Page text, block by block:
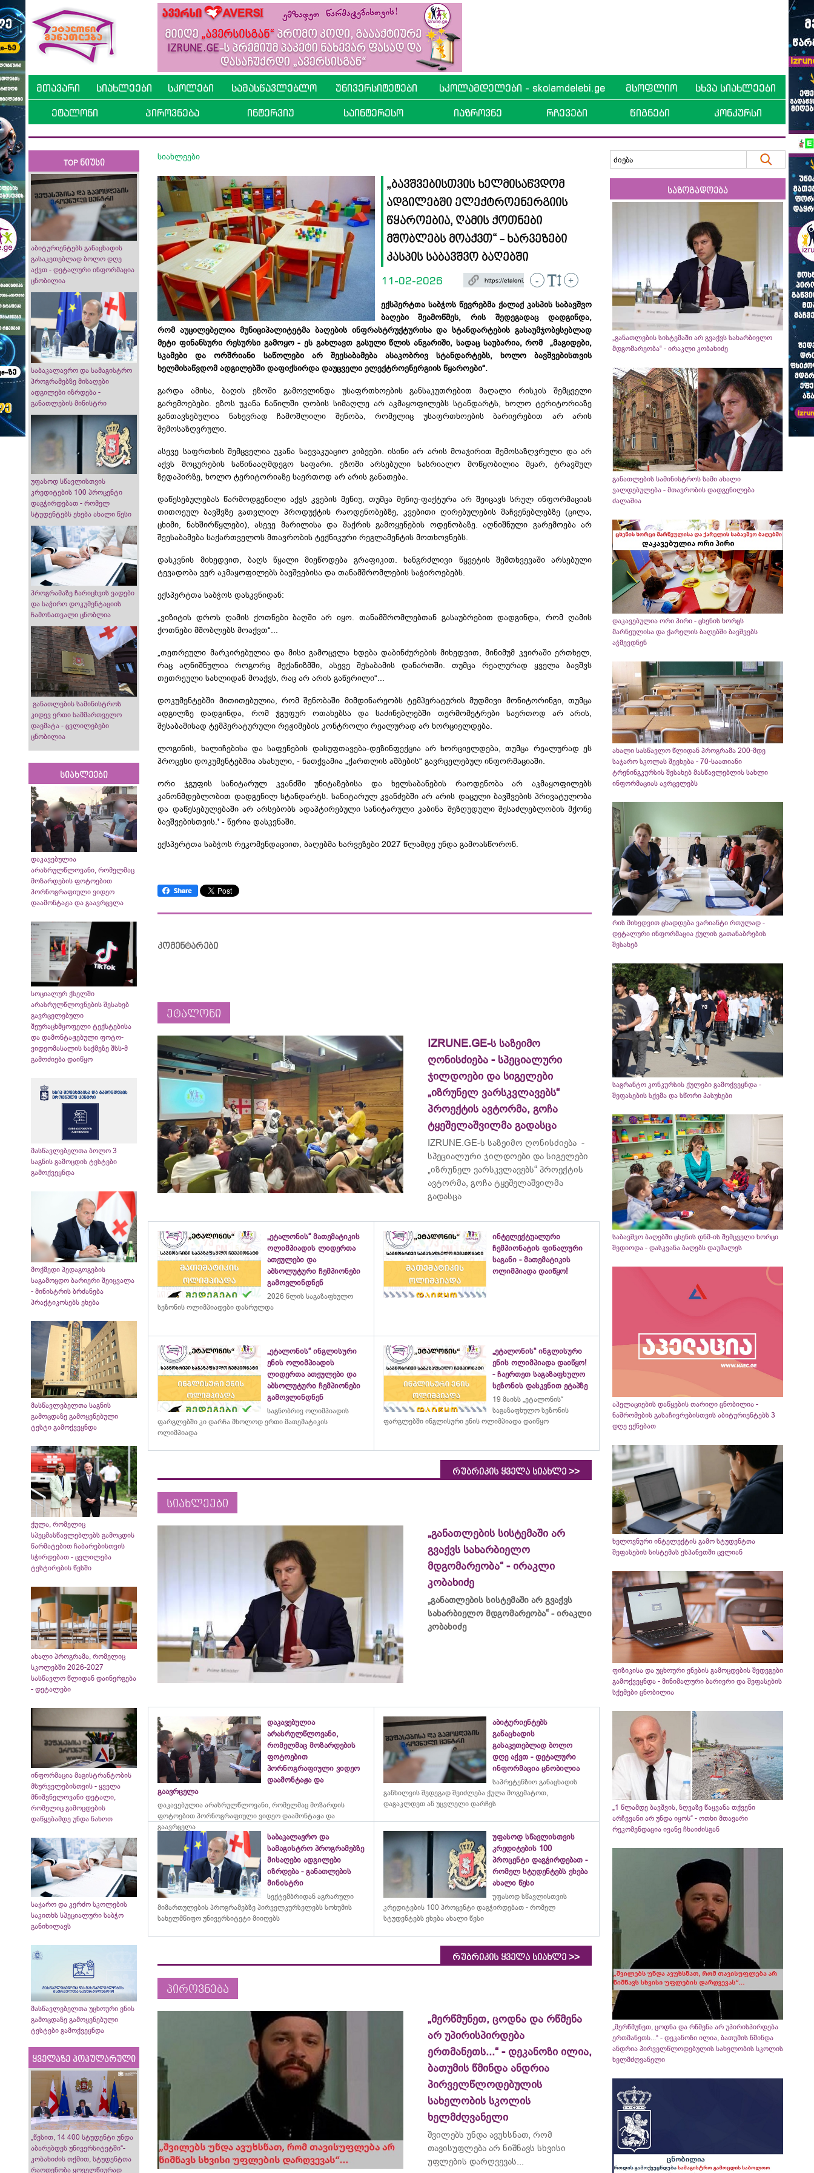
მთავარი სიახლეები სკოლები სამასწავლებლო უნივერსიტეტები სკოლამდელები - skolamdelebi.ge მსოფლიო სხვა სიახლეები
ეტალონი პიროვნება ინტერვიუ საინტერესო იაზროვნე რჩევები წიგნები კონკურსი
TOP ნიუსი
აბიტურიენტებს განაცხადის
გასაკეთებლად ბოლო დღე
აქვთ - დეტალური ინფორმაცია
ცნობილია
საბაკალავრო და სამაგისტრო
პროგრამებზე მისაღები
ადგილები იზრდება -
განათლების მინისტრი
უფასოდ სწავლისთვის
კრედიტების 100 პროცენტი
დაგჭირდებათ - რომელ
სტუდენტებს ეხება ახალი წესი
პროგრამაზე ჩარიცხვის ვადები
და საჭირო დოკუმენტაციის
ჩამონათვალი ცნობლია
განათლების სამინისტროს
კიდევ ერთი სამმართველო
დაემატა - ცვლილებები
ცნობილია
სიახლეები
დაკავებულია
არასრულწლოვანი, რომელმაც
მოზარდების ფოტოებით
პორნოგრაფიული ვიდეო
დაამონტაჟა და გაავრცელა
სოციალურ ქსელში
არასრულწლოვნების შესახებ
გავრცელებული
შეურაცხმყოფელი ტექსტებისა
და დამონტაჟებული ფოტო-
ვიდეომასალის საქმეზე შსს-მ
გამოძიება დაიწყო
მასწავლებელთა ბოლო 3
საგნის გამოცდის ტესტები
გამოქვეყნდა
მოქმედი პედაგოგების
საგამოცდო ბარიერი შეიცვალა
- მინისტრის ბრძანება
პრაქტიკოსებს ეხება
მასწავლებელთა საგნის
გამოცდაზე გამოყენებული
ტესტი გამოქვეყნდა
ქულა, რომელიც
სპეცმასწავლებლებს გამოცდის
წარმატებით ჩაბარებისთვის
სჭირდებათ - ცვლილება
ტესტირების წესში
ახალი პროგრამა, რომელიც
სკოლებში 2026-2027
სასწავლო წლიდან დაინერგება
- დეტალები
ინფორმაცია მაგისტრანტობის
მსურველებისთვის - ყველა
მნიშვნელოვანი დეტალი,
რომელიც გამოცდების
დაწყებამდე უნდა ნახოთ
საჯარო და კერძო სკოლების
საკითხს სპეციალური საბჭო
განიხილავს
მასწავლებელთა უცხოური ენის
გამოცდაზე გამოყენებული
ტესტები გამოქვეყნდა
ყველაზე პოპულარული
„წესით, 14 400 სტუდენტი უნდა
აბარებდეს უნივერსიტეტში“-
კობახიძის თქმით, სტუდენტთა
რაოდენობა ყოველწიურად
სიახლეები
„ბავშვებისთვის ხელმისაწვდომ
ადგილებში ელექტროენერგიის
წყაროებია, ღამის ქოთნები
მშობლებს მოაქვთ“ - ხარვეზები
კასპის საბავშვო ბაღებში
11-02-2026 - +
ექსპერტთა საბჭოს წევრებმა ქალაქ კასპის საბავშვო
ბაღები შეამოწმეს, რის შედეგადაც დადგინდა,
რომ აუცილებელია მუნიციპალიტეტმა ბაღების ინფრასტრუქტურისა და სტანდარტების გასაუმჯობესებლად
მეტი ფინანსური რესურსი გამოყო - ეს გახლავთ გასული წლის ანგარიში, სადაც საუბარია, რომ „მაგიდები,
სკამები დაორშრიანი საწოლები არ შეესაბამება ასაკობრივ სტანდარტებს, ხოლო ბავშვებისთვის
ხელმისაწვდომ ადგილებში დაფიქსირდა დაუცველი ელექტროენერგიის წყაროები“.
გარდა ამისა, ბაღის ეზოში გამოვლინდა უსაფრთხოების განსაკუთრებით მაღალი რისკის შემცველი
გარემოებები. ეზოს უკანა ნაწილში ღობის სიმაღლე არ აკმაყოფილებს სტანდარტს, ხოლო ტერიტორიაზე
განთავსებულია ნახევრად ჩამოშლილი შენობა, რომელიც უსაფრთხოებისბარიერებით არ არის
შემოსაზღვრული.
ასევე საფრთხის შემცველია უკანა საევაკუაციო კიბეები. ისინი არ არისმოაჯირით შემოსაზღვრული და არ
აქვს მოცურებისსაწინააღმდეგო საფარი. ეზოში არსებული სასრიალო მოწყობილია მყარ, ტრავმულ
ზედაპირზე, ხოლო ტერიტორიაზე საერთოდ არ არის განათება.
დაწესებულებას წარმოდგენილი აქვს კვების მენიუ, თუმცამენიუ-ფაქტურა არ შეიცავს სრულ ინფორმაციას
თითოეულ ბავშვზე გათვლილ პროდუქტის რაოდენობებზე, კვებითი ღირებულების მაჩვენებლებზე (ცილა,
ცხიმი, ნახშირწყლები), ასევე მარილისა და შაქრის გამოყენების ოდენობაზე. აღნიშნული გარემოება არ
შეესაბამება საქართველოს მთავრობის ტექნიკური რეგლამენტის მოთხოვნებს.
დასკვნის მიხედვით, ბაღს წყალი მიეწოდება გრაფიკით. ხანგრძლივი წყვეტის შემთხვევაში არსებული
ტევადობა ვერ აკმაყოფილებს ბავშვებისა და თანამშრომლების საჭიროებებს.
ექსპერტთა საბჭოს დასკვნიდან:
„ვიზიტის დროს ღამის ქოთნები ბაღში არ იყო. თანამშრომლებთან გასაუბრებით დადგინდა, რომ ღამის
ქოთნები მშობლებს მოაქვთ“...
„თეთრეული მარკირებულია და მისი გამოცვლა ხდება დაბინძურების მიხედვით, მინიმუმ კვირაში ერთხელ,
რაც აღნიშნულია როგორც მექანიზმში, ასევე შესაბამის დანართში. თუმცა რეალურად ყველა ბავშვს
თეთრეული სახლიდან მოაქვს, რაც არ არის გაწერილი“...
დოკუმენტებში მითითებულია, რომ შენობაში მიმდინარეობს ტემპერატურის მუდმივი მონიტორინგი, თუმცა
ადგილზე დადგინდა, რომ ჯგუფურ ოთახებსა და საძინებლებში თერმომეტრებისაერთოდ არ არის,
შესაბამისად ტემპერატურული რეჟიმების კონტროლი რეალურად არ ხორციელდება.
ლოგინის, ხალიჩებისა და საფენების დასუფთავება-დეზინფექციაარ ხორციელდება, თუმცა რეალურად ეს
პროცესიდოკუმენტებშია ასახული, - ნათქვამია „ქართლის ამბების“ გავრცელებულ ინფორმაციაში.
ორი ჯგუფის სანიტარულ კვანძში უნიტაზებისა და ხელსაბანებისრაოდენობა არ აკმაყოფილებს
კანონმდებლობით დადგენილ სტანდარტს. სანიტარულ კვანძებში არ არის დაცული ბავშვების პრივატულობა
და დაწესებულებაში არ არსებობს ადაპტირებული სანიტარული კაბინა შეზღუდული შესაძლებლობის მქონე
ბავშვებისთვის.' - წერია დასკვნაში.
ექსპერტთა საბჭოს რეკომენდაციით, ბაღებმა ხარვეზები 2027 წლამდე უნდა გამოასწორონ.
კომენტარები
ეტალონი
IZRUNE.GE-ს საზეიმო
ღონისძიება - სპეციალური
ჯილდოები და სიგელები
„იზრუნელ ვარსკვლავებს“
პროექტის ავტორმა, გოჩა
ტყეშელაშვილმა გადასცა
IZRUNE.GE-ს საზეიმო ღონისძიება -
სპეციალური ჯილდოები და სიგელები
„იზრუნელ ვარსკვლავებს“ პროექტის
ავტორმა, გოჩა ტყეშელაშვილმა
გადასცა
„ეტალონის“ მათემატიკის
ოლიმპიადის ლიდერთა
ათეულები და
აბსოლუტური ჩემპიონები
გამოვლინდნენ
2026 წლის საგაზაფხულო
სეზონის ოლიმპიადები დასრულდა
ინტელექტუალური
ჩემპიონატის ფინალური
საგანი - მათემატიკის
ოლიმპიადა დაიწყო!
„ეტალონის“ ინგლისური
ენის ოლიმპიადის
ლიდერთა ათეულები და
აბსოლუტური ჩემპიონები
გამოვლინდნენ
საგნობრივ ოლიმპიადის
ფარგლებში კი დარჩა მხოლოდ ერთი მათემატიკის
ოლიმპიადა
„ეტალონის“ ინგლისური
ენის ოლიმპიადა დაიწყო!
- ჩაერთეთ საგაზაფხულო
სეზონის დასკვნით ეტაპზე
19 მაისს „ეტალონის“
საგაზაფხულო სეზონის
ფარგლებში ინგლისური ენის ოლიმპიადა დაიწყო
რუბრიკის ყველა სიახლე >>
სიახლეები
„განათლების სისტემაში არ
გვაქვს სახარბიელო
მდგომარეობა“ - ირაკლი
კობახიძე
„განათლების სისტემაში არ გვაქვს
სახარბიელო მდგომარეობა“ - ირაკლი
კობახიძე
დაკავებულია
არასრულწლოვანი,
რომელმაც მოზარდების
ფოტოებით
პორნოგრაფიული ვიდეო
დაამონტაჟა და
გაავრცელა
დაკავებულია არასრულწლოვანი, რომელმაც მოზარდის
ფოტოებით პორნოგრაფიული ვიდეო დაამონტაჟა და
გაავრცელა
აბიტურიენტებს
განაცხადის
გასაკეთებლად ბოლო
დღე აქვთ - დეტალური
ინფორმაცია ცნობილია
საპრეტენზიო განაცხადის
განხილვის შედეგად შეიძლება ქულა მოგემატოთ,
დაგაკლდეთ ან უცვლელი დარჩეს
საბაკალავრო და
სამაგისტრო პროგრამებზე
მისაღები ადგილები
იზრდება - განათლების
მინისტრი
სექტემბრიდან აგრარული
მიმართულების პროგრამებზე პირველკურსელებს სოხუმის
სახელმწიფო უნივერსიტეტი მიიღებს
უფასოდ სწავლისთვის
კრედიტების 100
პროცენტი დაგჭირდებათ -
რომელ სტუდენტებს ეხება
ახალი წესი
უფასოდ სწავლისთვის
კრედიტების 100 პროცენტი დაგჭირდებათ - რომელ
სტუდენტებს ეხება ახალი წესი
რუბრიკის ყველა სიახლე >>
პიროვნება
„მერწმუნეთ, ცოდნა და რწმენა
არ უპირისპირდება
ერთმანეთს...“ - დეკანოზი ილია,
ბათუმის წმინდა ანდრია
პირველწლოდებულის
სახელობის სკოლის
ხელმძღვანელი
შვილებს უნდა ავუხსნათ, რომ
თავისუფლება არ ნიშნავს სხვისი
უფლების დარღვევას...
საზოგადოება
„განათლების სისტემაში არ გვაქვს სახარბიელო
მდგომარეობა“ - ირაკლი კობახიძე
განათლების სამინისტროს სამი ახალი
ვალდებულება - მთავრობის დადგენილება
ძალაშია
დაკავებულია ორი პირი - ცხენის ხორცს
მარნეულისა და ქარელის ბაღებში ბავშვებს
აჭმევდნენ
ახალი სასწავლო წლიდან პროგრამა 200-მდე
საჯარო სკოლას შეეხება - 70-საათიანი
ტრენინგკურსის შესახებ მასწავლებლის სახლი
ინფორმაციას ავრცელებს
რის მიხედვით ცხადდება ვარიანტი რთულად -
დეტალური ინფორმაცია ქულის გათანაბრების
შესახებ
საგრანტო კონკურსის ქულები გამოქვეყნდა -
შეფასების სქემა და სწორი პასუხები
საბავშვო ბაღებში ცხენის დნმ-ის შემცველი ხორცი
შედიოდა - დასკვანა ბაღებს დაუმალეს
აპელაციების დაწყების თარიღი ცნობილია -
ნაშრომების გასაჩივრებისთვის აბიტურიენტებს 3
დღე ექნებათ
ხელოვნური ინტელექტის გამო სტუდენტთა
შეფასების სისტემას ესპანეთში ცვლიან
ფიზიკისა და უცხოური ენების გამოცდების შედეგები
გამოქვეყნდა - მინიმალური ბარიერი და შეფასების
სქემები ცნობილია
„1 წლამდე ბავშვის, ზღვაზე წაყვანა თქვენი
არჩევანი არ უნდა იყოს“ - ოთხი მთავარი
რეკომენდაცია ივანე ჩხაიძისგან
„მერწმუნეთ, ცოდნა და რწმენა არ უპირისპირდება
ერთმანეთს...“ - დეკანოზი ილია, ბათუმის წმინდა
ანდრია პირველწლოდებულის სახელობის სკოლის
ხელმძღვანელი